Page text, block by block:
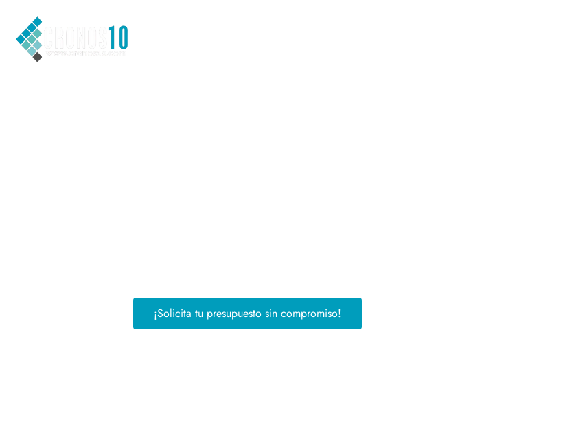
¡Solicita tu presupuesto sin compromiso!